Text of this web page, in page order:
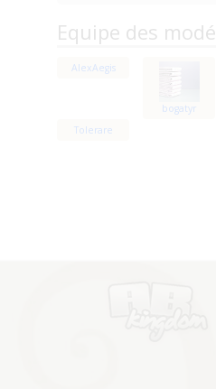
Equipe des
AlexAegis
bogatyr
Tolerare